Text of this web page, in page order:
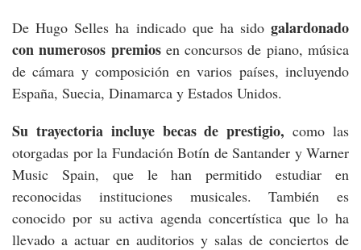
De Hugo Selles ha indicado que ha sido galardonado
con numerosos premiosen concursos de piano, música
de cámara y composición en varios países, incluyendo
España, Suecia, Dinamarca y Estados Unidos.
Su trayectoria incluye becas de prestigio, como las
otorgadas por la Fundación Botín de Santander y Warner
Music Spain, que le han permitido estudiar en
reconocidas instituciones musicales. También es
conocido por su activa agenda concertística que lo ha
llevado a actuar en auditorios y salas de conciertos de